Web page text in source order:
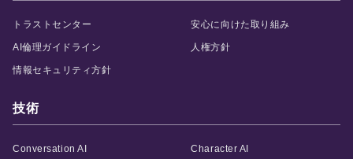
トラストセンター 安心に向けた取り組み
AI倫理ガイドライン 人権方針
情報セキュリティ方針
技術
Conversation AI Character AI